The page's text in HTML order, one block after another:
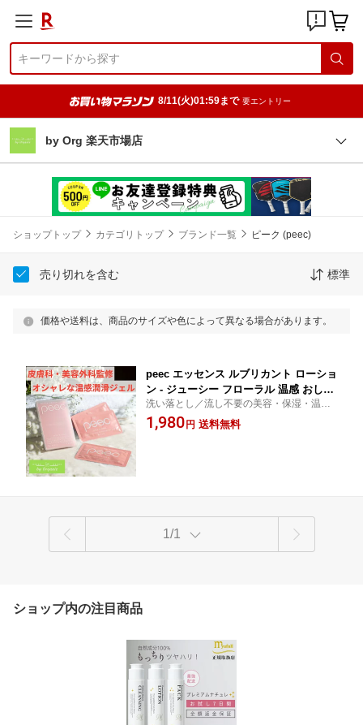
8/11(火)01:59まで 要エントリー
by Org 楽天市場店
ショップトップ カテゴリトップ ブランド一覧 ピーク (peec)
売り切れを含む 標準
価格や送料は、商品のサイズや色によって異なる場合があります。
peec エッセンス ルブリカント ローショ
ン - ジューシー フローラル 温感 おしゃ
れ ラブローション セルフプレジャー 潤
滑剤ゼリー 潤滑ローション 女性用 潤滑
洗い落とし／流し不要の美容・保湿・温感
ローション／セルフプレジャー／マッサー
ジ用の高級潤滑ゼリー。オシャレでバッグ
1,980 円 送料無料
1/1
ショップ内の注目商品